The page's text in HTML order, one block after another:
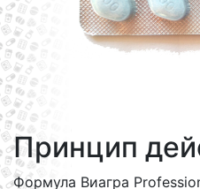
Принцип
Формула Виагра